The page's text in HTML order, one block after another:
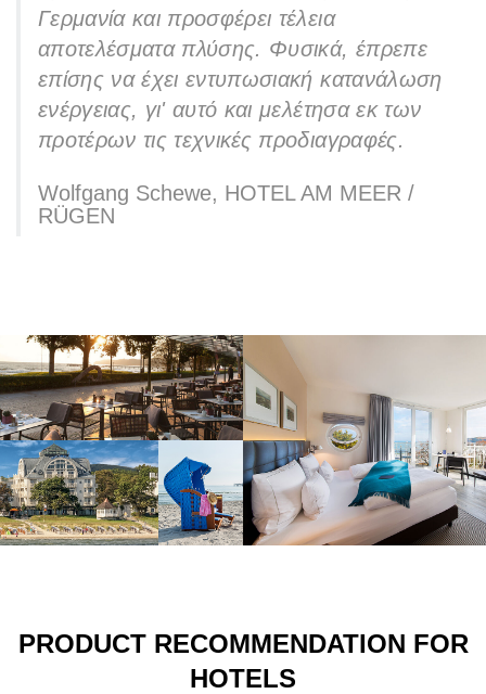
Γερμανία και προσφέρει τέλεια
αποτελέσματα πλύσης. Φυσικά, έπρεπε
επίσης να έχει εντυπωσιακή κατανάλωση
ενέργειας, γι' αυτό και μελέτησα εκ των
προτέρων τις τεχνικές προδιαγραφές.
Wolfgang Schewe, HOTEL AM MEER /
RÜGEN
PRODUCT RECOMMENDATION FOR
HOTELS